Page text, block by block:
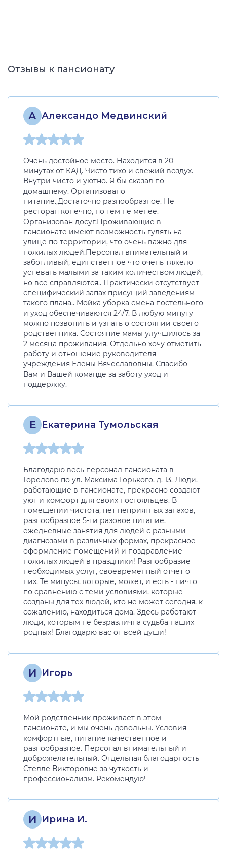
Отзывы к пансионату
А Александо Медвинский
Очень достойное место. Находится в 20
минутах от КАД. Чисто тихо и свежий воздух.
Внутри чисто и уютно. Я бы сказал по
домашнему. Организовано
питание.,Достаточно разнообразное. Не
ресторан конечно, но тем не менее.
Организован досуг.Проживающие в
пансионате имеют возможность гулять на
улице по территории, что очень важно для
пожилых людей.Персонал внимательный и
заботливый, единственное что очень тяжело
успевать малыми за таким количеством людей,
но все справляются.. Практически отсутствует
специфический запах присущий заведениям
такого плана.. Мойка уборка смена постельного
и уход обеспечиваются 24/7. В любую минуту
можно позвонить и узнать о состоянии своего
родственника. Состояние мамы улучшилось за
2 месяца проживания. Отдельно хочу отметить
работу и отношение руководителя
учреждения Елены Вячеславовны. Спасибо
Вам и Вашей команде за заботу уход и
поддержку.
Е Екатерина Тумольская
Благодарю весь персонал пансионата в
Горелово по ул. Максима Горького, д. 13. Люди,
работающие в пансионате, прекрасно создают
уют и комфорт для своих постояльцев. В
помещении чистота, нет неприятных запахов,
разнообразное 5-ти разовое питание,
ежедневные занятия для людей с разными
диагнозами в различных формах, прекрасное
оформление помещений и поздравление
пожилых людей в праздники! Разнообразие
необходимых услуг, своевременный отчет о
них. Те минусы, которые, может, и есть - ничто
по сравнению с теми условиями, которые
созданы для тех людей, кто не может сегодня, к
сожалению, находиться дома. Здесь работают
люди, которым не безразлична судьба наших
родных! Благодарю вас от всей души!
И Игорь
Мой родственник проживает в этом
пансионате, и мы очень довольны. Условия
комфортные, питание качественное и
разнообразное. Персонал внимательный и
доброжелательный. Отдельная благодарность
Стелле Викторовне за чуткость и
профессионализм. Рекомендую!
И Ирина И.